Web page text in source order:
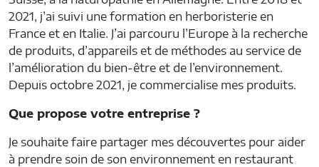
2021, j’ai suivi une formation en herboristerie en
France et en Italie. J’ai parcouru l’Europe à la recherche
de produits, d’appareils et de méthodes au service de
l’amélioration du bien-être et de l’environnement.
Depuis octobre 2021, je commercialise mes produits.
Que propose votre entreprise ?
Je souhaite faire partager mes découvertes pour aider
à prendre soin de son environnement en restaurant